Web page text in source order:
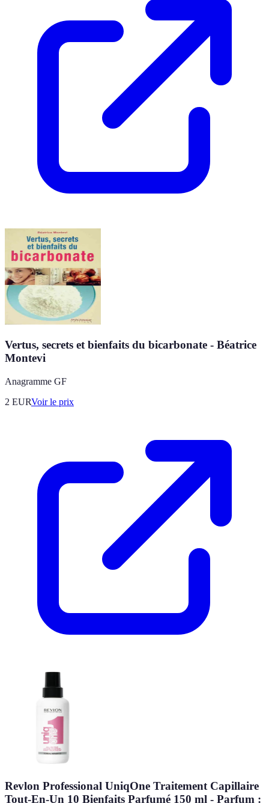
Vertus, secrets et bienfaits du bicarbonate - Béatrice
Montevi
Anagramme GF
2 EURVoir le prix
Revlon Professional UniqOne Traitement Capillaire
Tout-En-Un 10 Bienfaits Parfumé 150 ml - Parfum :